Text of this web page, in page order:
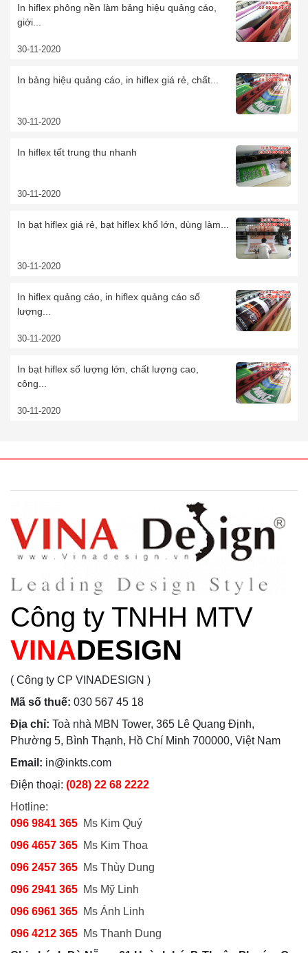
In hiflex phông nền làm bảng hiệu quảng cáo,
giới...
30-11-2020
In bảng hiệu quảng cáo, in hiflex giá rẻ, chất...
30-11-2020
In hiflex tết trung thu nhanh
30-11-2020
In bạt hiflex giá rẻ, bạt hiflex khổ lớn, dùng làm...
30-11-2020
In hiflex quảng cáo, in hiflex quảng cáo số
lượng...
30-11-2020
In bạt hiflex số lượng lớn, chất lượng cao,
công...
30-11-2020
Công ty TNHH MTV
VINADESIGN
( Công ty CP VINADESIGN )
Mã số thuế: 030 567 45 18
Địa chỉ: Toà nhà MBN Tower, 365 Lê Quang Định,
Phường 5, Bình Thạnh, Hồ Chí Minh 700000, Việt Nam
Email: in@inkts.com
Điện thoại: (028) 22 68 2222
Hotline:
096 9841 365 Ms Kim Quý
096 4657 365 Ms Kim Thoa
096 2457 365 Ms Thùy Dung
096 2941 365 Ms Mỹ Linh
096 6961 365 Ms Ánh Linh
096 4212 365 Ms Thanh Dung